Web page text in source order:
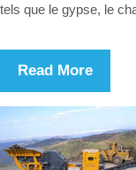
tels que le gypse, le
Read More